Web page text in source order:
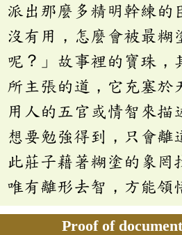
派出那麼多精明幹練的
沒有用，怎麼會被最糊
呢？」故事裡的寶珠，
所主張的道，它充塞於
用人的五官或情智來描
想要勉強得到，只會離
此莊子藉著糊塗的象罔
唯有離形去智，方能領
Proof of